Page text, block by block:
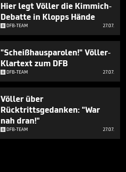
Hier legt Völler die Kimmich-
Debatte in Klopps Hände
DFB-TEAM 27.07.
"Scheißhausparolen!" Völler-
Klartext zum DFB
DFB-TEAM 27.07.
Völler über
Rücktrittsgedanken: "War
nah dran!"
DFB-TEAM 27.07.